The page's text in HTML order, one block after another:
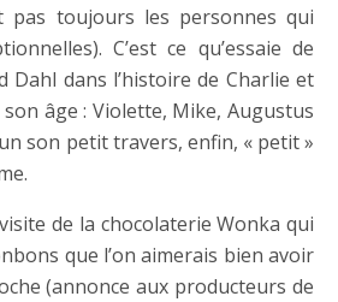
pas toujours les personnes qui
C’est ce qu’essaie de
Dahl dans l’histoire de Charlie et
âge : Violette, Mike, Augustus
son petit travers, enfin, « petit »
de la chocolaterie Wonka qui
que l’on aimerais bien avoir
(annonce aux producteurs de